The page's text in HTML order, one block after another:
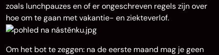
zoals lunchpauzes en of er ongeschreven regels zijn over
hoe om te gaan met vakantie- en ziekteverlof.
Om het bot te zeggen: na de eerste maand mag je geen